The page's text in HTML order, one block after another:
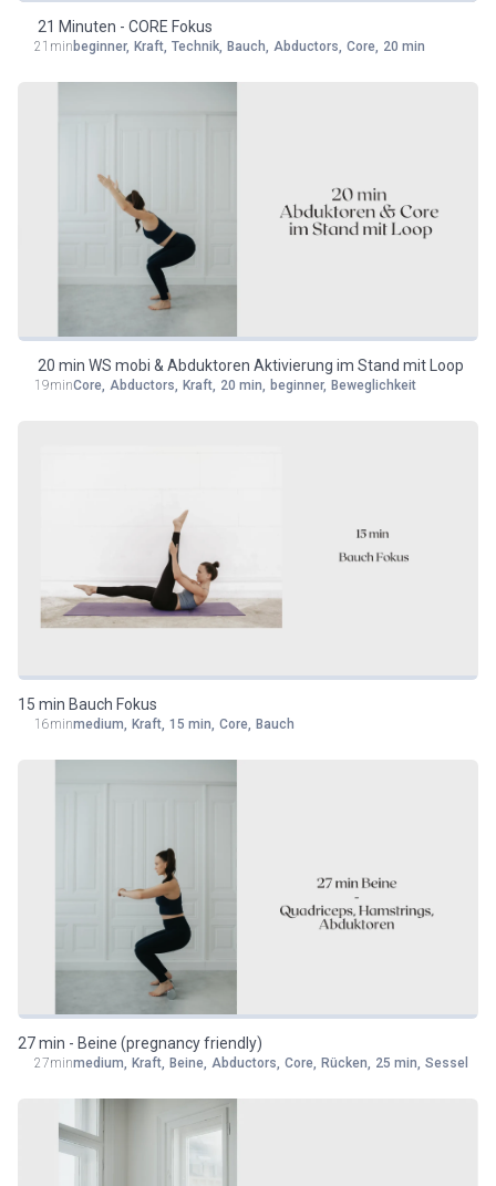
21 Minuten - CORE Fokus
21min beginner, Kraft, Technik, Bauch, Abductors, Core, 20 min
20 min WS mobi & Abduktoren Aktivierung im Stand mit Loop
19minCore, Abductors, Kraft, 20 min, beginner, Beweglichkeit
15 min Bauch Fokus
16minmedium, Kraft, 15 min, Core, Bauch
27 min - Beine (pregnancy friendly)
27minmedium, Kraft, Beine, Abductors, Core, Rücken, 25 min, Sessel